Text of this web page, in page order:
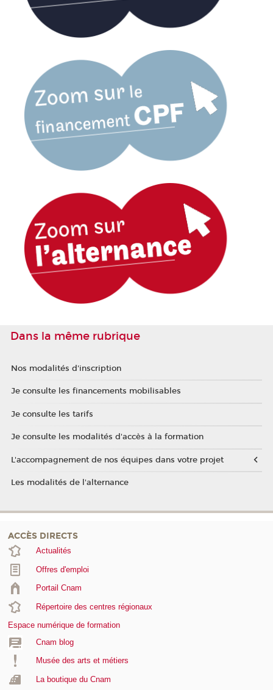
Dans la même rubrique
Nos modalités d'inscription
Je consulte les financements mobilisables
Je consulte les tarifs
Je consulte les modalités d'accès à la formation
L'accompagnement de nos équipes dans votre projet
Les modalités de l'alternance
ACCÈS DIRECTS
Actualités
Offres d'emploi
Portail Cnam
Répertoire des centres régionaux
Espace numérique de formation
Cnam blog
Musée des arts et métiers
La boutique du Cnam